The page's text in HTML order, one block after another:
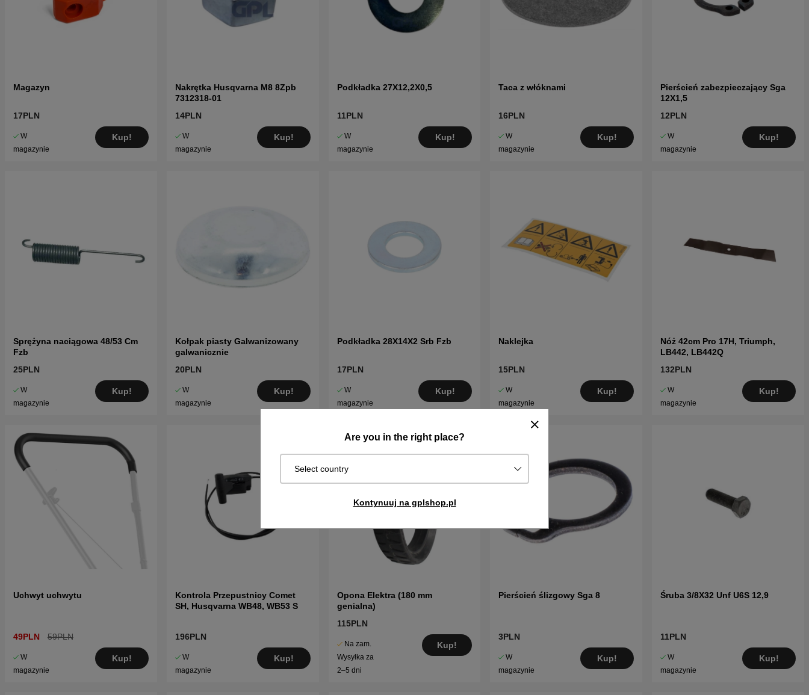
Are you in the right place?
Select country
Kontynuuj na gplshop.pl
Magazyn
17PLN
W
magazynie
Kup!
Nakrętka Husqvarna M8 8Zpb
7312318-01
14PLN
W
magazynie
Kup!
Podkładka 27X12,2X0,5
11PLN
W
magazynie
Kup!
Taca z włóknami
16PLN
W
magazynie
Kup!
Pierścień zabezpieczający Sga
12X1,5
12PLN
W
magazynie
Kup!
Sprężyna naciągowa 48/53 Cm
Fzb
25PLN
W
magazynie
Kup!
Kołpak piasty Galwanizowany
galwanicznie
20PLN
W
magazynie
Kup!
Podkładka 28X14X2 Srb Fzb
17PLN
W
magazynie
Kup!
Naklejka
15PLN
W
magazynie
Kup!
Nóż 42cm Pro 17H, Triumph,
LB442, LB442Q
132PLN
W
magazynie
Kup!
Uchwyt uchwytu
49PLN 59PLN
W
magazynie
Kup!
Kontrola Przepustnicy Comet
SH, Husqvarna WB48, WB53 S
196PLN
W
magazynie
Kup!
Opona Elektra (180 mm
genialna)
115PLN
Na zam.
Wysyłka za
2–5 dni
Kup!
Pierścień ślizgowy Sga 8
3PLN
W
magazynie
Kup!
Śruba 3/8X32 Unf U6S 12,9
11PLN
W
magazynie
Kup!